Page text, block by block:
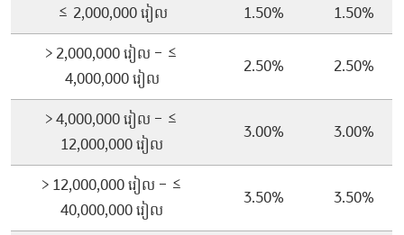
≤ 2,000,000 រៀល 1.50% 1.50%
> 2,000,000 រៀល – ≤
4,000,000 រៀល
2.50% 2.50%
> 4,000,000 រៀល – ≤
12,000,000 រៀល
3.00% 3.00%
> 12,000,000 រៀល – ≤
40,000,000 រៀល
3.50% 3.50%